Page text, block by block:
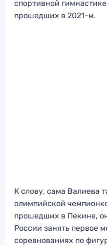
спортивной
прошедших в 2021-м.
К слову, сама Валиева
олимпийской
прошедших в Пекине,
России занять первое
соревнованиях по